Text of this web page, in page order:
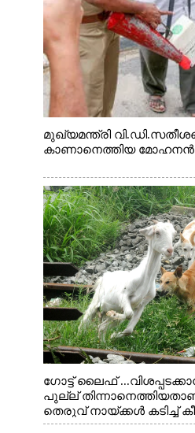
മുഖ്യമന്ത്രി
കാണാനെത്തിയ മോഹനൻ
ഗോട്ട് ലൈഫ്
പുല്ല്
തെരുവ് നായ്ക്കൾ കടിച്ച്
വന്നതോടെ വയറിന്റെ